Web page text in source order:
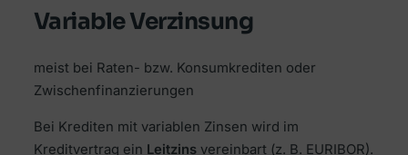
Variable Verzinsung
meist bei Raten- bzw. Konsumkrediten oder
Zwischenfinanzierungen
Bei Krediten mit variablen Zinsen wird im
Kreditvertrag ein Leitzinsvereinbart (z. B. EURIBOR).